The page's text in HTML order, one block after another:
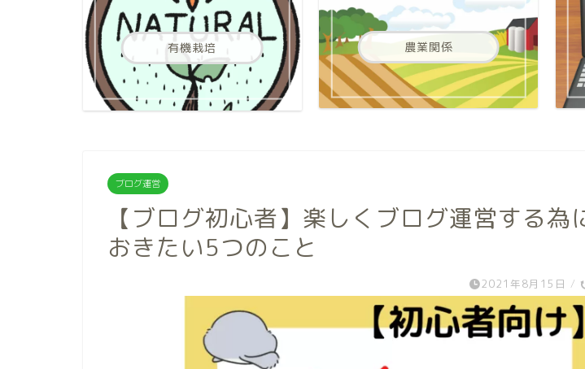
有機栽培 農業関係
ブログ運営
【ブログ初心者】楽しくブログ運営する為
おきたい5つのこと
2021年8月15日 /